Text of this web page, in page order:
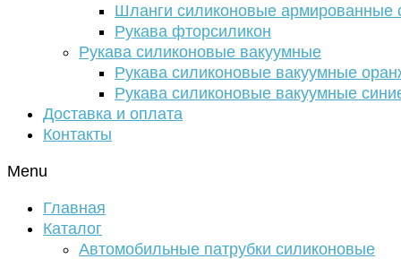
Шланги силиконовые армированные
Рукава фторсиликон
Рукава силиконовые вакуумные
Рукава силиконовые вакуумные
Рукава силиконовые вакуумные
Доставка и оплата
Контакты
Menu
Главная
Каталог
Автомобильные патрубки силиконовые